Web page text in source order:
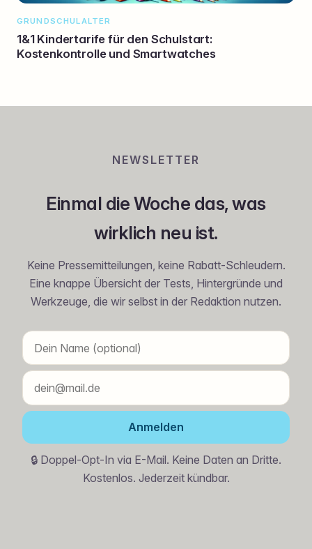
GRUNDSCHULALTER
1&1 Kindertarife für den Schulstart:
Kostenkontrolle und Smartwatches
NEWSLETTER
Einmal die Woche das, was
wirklich neu ist.
Keine Pressemitteilungen, keine Rabatt-Schleudern.
Eine knappe Übersicht der Tests, Hintergründe und
Werkzeuge, die wir selbst in der Redaktion nutzen.
Anmelden
🔒 Doppel-Opt-In via E-Mail. Keine Daten an Dritte.
Kostenlos. Jederzeit kündbar.